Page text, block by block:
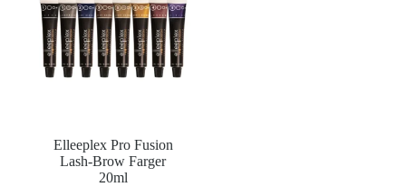
Elleeplex Pro Fusion
Lash-Brow Farger
20ml